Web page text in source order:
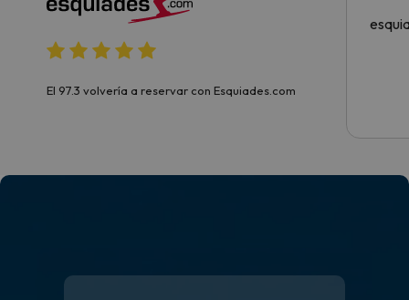
El 97.3 volvería a reservar con Esquiades.com